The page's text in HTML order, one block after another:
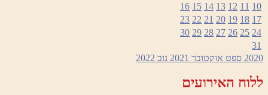
10
11
12
13
14
15
16
17
18
19
20
21
22
23
24
25
26
27
28
29
30
31
2020 ספט אוקטובר 2021 נוב 2022
ללוח האירועים